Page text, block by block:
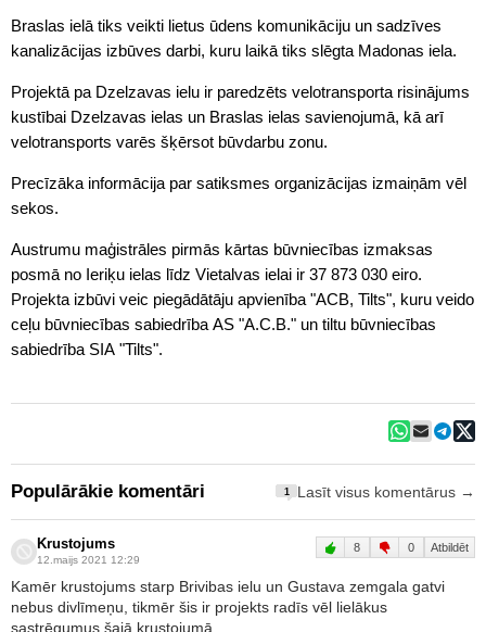
Braslas ielā tiks veikti lietus ūdens komunikāciju un sadzīves
kanalizācijas izbūves darbi, kuru laikā tiks slēgta Madonas iela.
Projektā pa Dzelzavas ielu ir paredzēts velotransporta risinājums
kustībai Dzelzavas ielas un Braslas ielas savienojumā, kā arī
velotransports varēs šķērsot būvdarbu zonu.
Precīzāka informācija par satiksmes organizācijas izmaiņām vēl
sekos.
Austrumu maģistrāles pirmās kārtas būvniecības izmaksas
posmā no Ieriķu ielas līdz Vietalvas ielai ir 37 873 030 eiro.
Projekta izbūvi veic piegādātāju apvienība "ACB, Tilts", kuru veido
ceļu būvniecības sabiedrība AS "A.C.B." un tiltu būvniecības
sabiedrība SIA "Tilts".
Populārākie komentāri 1 Lasīt visus komentārus →
Krustojums
12.maijs 2021 12:29
8 0 Atbildēt
Kamēr krustojums starp Brivibas ielu un Gustava zemgala gatvi
nebus divlīmeņu, tikmēr šis ir projekts radīs vēl lielākus
sastrēgumus šajā krustojumā.